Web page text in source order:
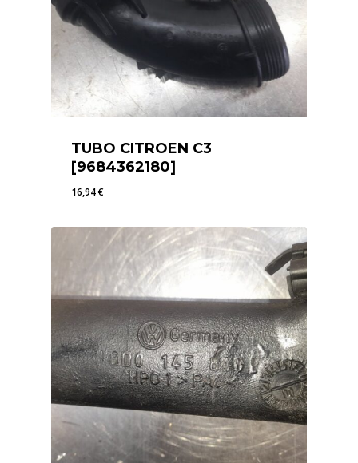
TUBO CITROEN C3
[9684362180]
16,94€